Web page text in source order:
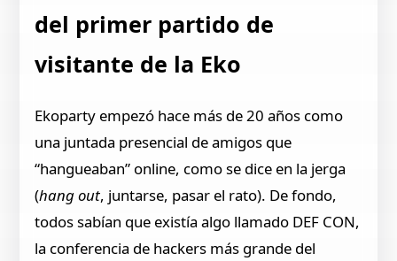
del primer partido de
visitante de la Eko
Ekoparty empezó hace más de 20 años como
una juntada presencial de amigos que
“hangueaban” online, como se dice en la jerga
(hang out, juntarse, pasar el rato). De fondo,
todos sabían que existía algo llamado DEF CON,
la conferencia de hackers más grande del